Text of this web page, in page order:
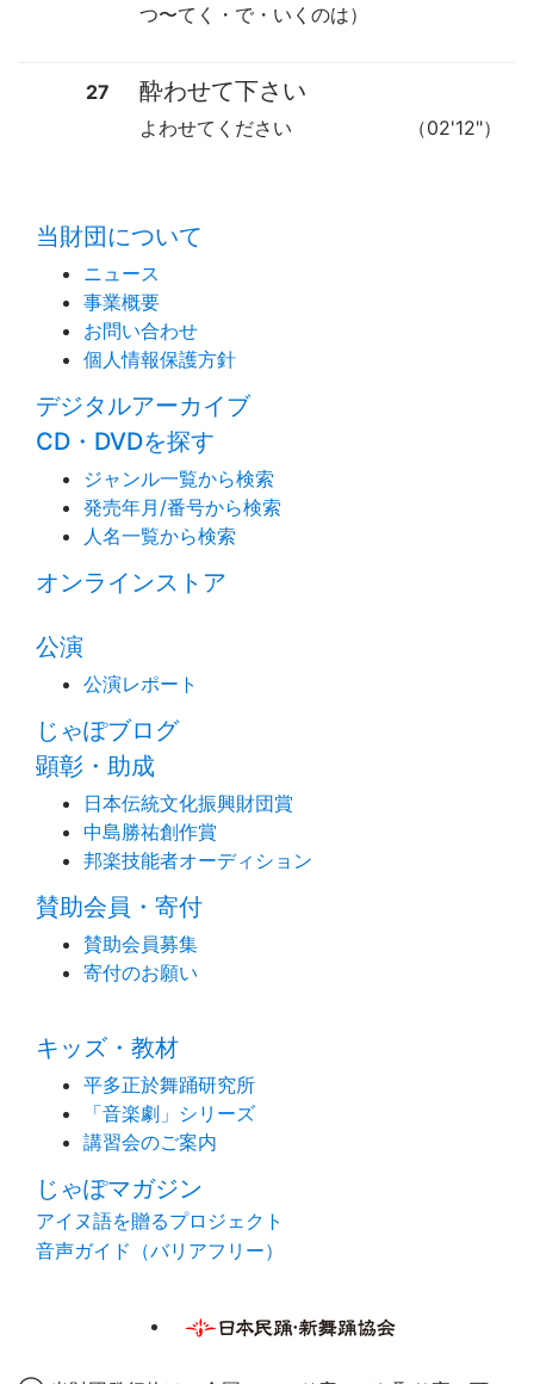
つ〜てく・で・いくのは）
27 酔わせて下さい
（02'12"）
よわせてください
当財団について
ニュース
事業概要
お問い合わせ
個人情報保護方針
デジタルアーカイブ
CD・DVDを探す
ジャンル一覧から検索
発売年月/番号から検索
人名一覧から検索
オンラインストア
公演
公演レポート
じゃぽブログ
顕彰・助成
日本伝統文化振興財団賞
中島勝祐創作賞
邦楽技能者オーディション
賛助会員・寄付
賛助会員募集
寄付のお願い
キッズ・教材
平多正於舞踊研究所
「音楽劇」シリーズ
講習会のご案内
じゃぽマガジン
アイヌ語を贈るプロジェクト
音声ガイド（バリアフリー）